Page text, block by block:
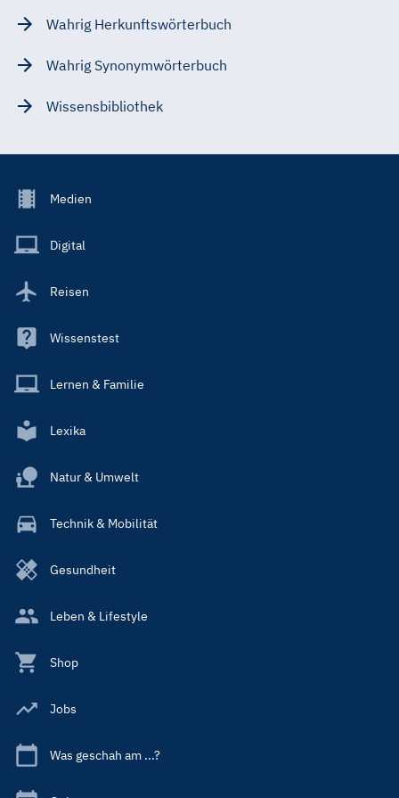
Wahrig Herkunftswörterbuch
Wahrig Synonymwörterbuch
Wissensbibliothek
Footer
Main
Medien
Digital
Reisen
Wissenstest
Lernen & Familie
Lexika
Natur & Umwelt
Technik & Mobilität
Gesundheit
Leben & Lifestyle
Shop
Jobs
Was geschah am ...?